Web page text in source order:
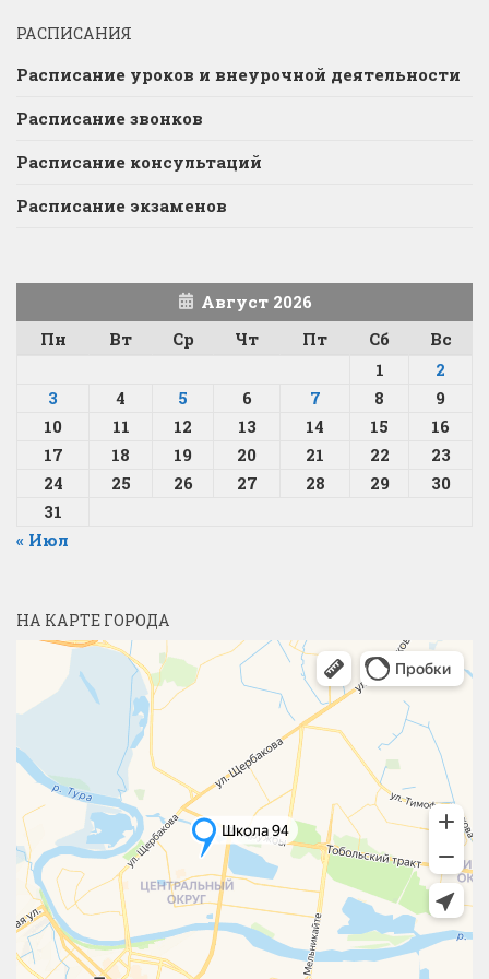
РАСПИСАНИЯ
Расписание уроков и внеурочной деятельности
Расписание звонков
Расписание консультаций
Расписание экзаменов
Август 2026
Пн
Вт Ср Чт Пт Сб
Вс
1
2
3
4 5 6 7 8
9
10
11 12 13 14 15
16
17
18 19 20 21 22
23
24
25 26 27 28 29
30
31
« Июл
НА КАРТЕ ГОРОДА